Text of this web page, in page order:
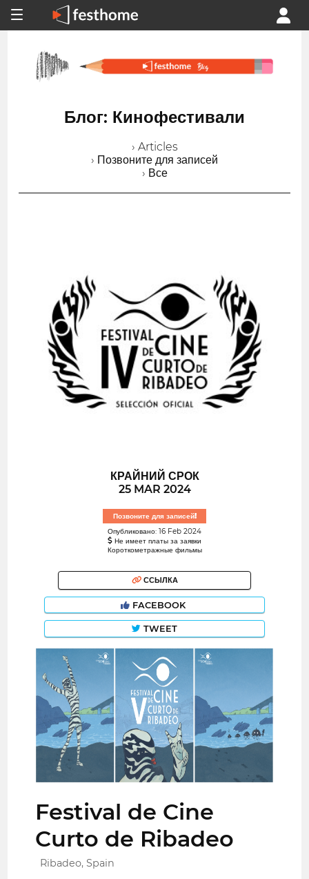
Блог: Кинофестивали
› Articles
› Позвоните для записей
› Все
КРАЙНИЙ СРОК
25 MAR 2024
Позвоните для записей!
Опубликовано: 16 Feb 2024
Не имеет платы за заявки
Короткометражные фильмы
ССЫЛКА
FACEBOOK
TWEET
Festival de Cine
Curto de Ribadeo
Ribadeo, Spain